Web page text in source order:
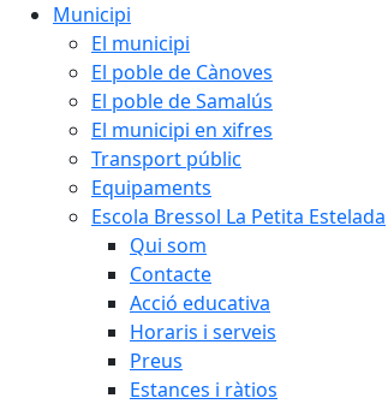
Municipi
El municipi
El poble de Cànoves
El poble de Samalús
El municipi en xifres
Transport públic
Equipaments
Escola Bressol La Petita Estelada
Qui som
Contacte
Acció educativa
Horaris i serveis
Preus
Estances i ràtios